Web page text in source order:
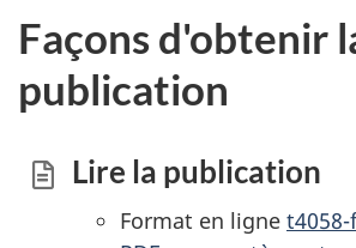
Façons d'obtenir
publication
Lire la publication
Format en ligne